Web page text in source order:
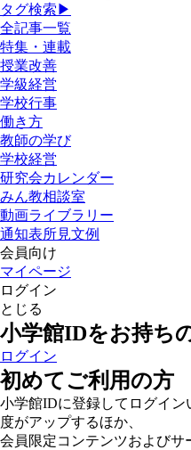
タグ検索▶
全記事一覧
特集・連載
授業改善
学級経営
学校行事
働き方
教師の学び
学校経営
研究会カレンダー
みん教相談室
動画ライブラリー
通知表所見文例
会員向け
マイページ
ログイン
とじる
小学館IDをお持ち
ログイン
初めてご利用の方
小学館IDに登録してログイ
度がアップするほか、
会員限定コンテンツおよびサ